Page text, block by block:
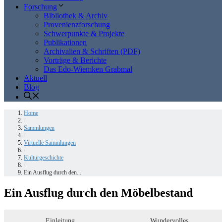
Forschung
Bibliothek & Archiv
Provenienzforschung
Schwerpunkte & Projekte
Publikationen
Archivalien & Schriften (PDF)
Vorträge & Berichte
Das Edo-Wiemken Grabmal
Aktuell
Blog
Home
Sammlungen
Virtuelle Sammlungen
Kulturgeschichte
Ein Ausflug durch den...
Ein Ausflug durch den Möbelbestand